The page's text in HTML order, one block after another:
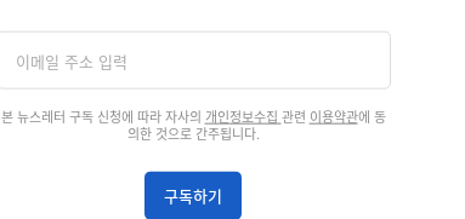
본 뉴스레터 구독 신청에 따라 자사의 개인정보수집 관련 이용약관에 동
의한 것으로 간주됩니다.
구독하기